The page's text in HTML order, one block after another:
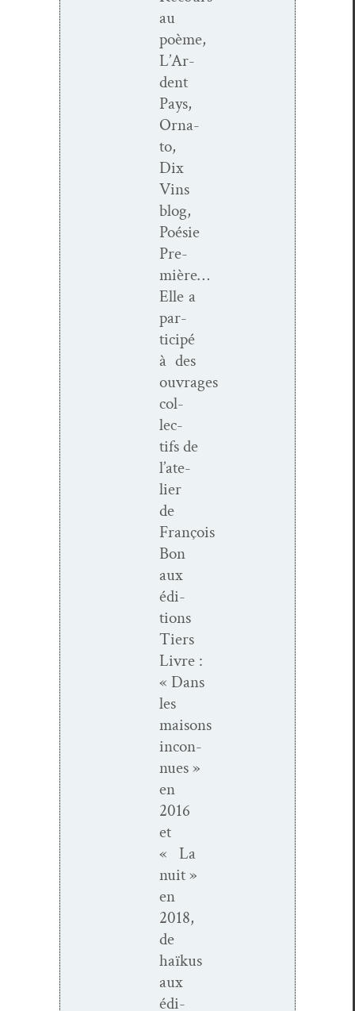
au
poème,
L’Ar­
dent
Pays,
Orna­
to,
Dix
Vins
blog,
Poésie
Pre­
mière…
Elle a
par­
ticipé
à des
ouvrages
col­
lec­
tifs de
l’ate­
lier
de
François
Bon
aux
édi­
tions
Tiers
Livre :
« Dans
les
maisons
incon­
nues »
en
2016
et
« La
nuit »
en
2018,
de
haïkus
aux
édi­